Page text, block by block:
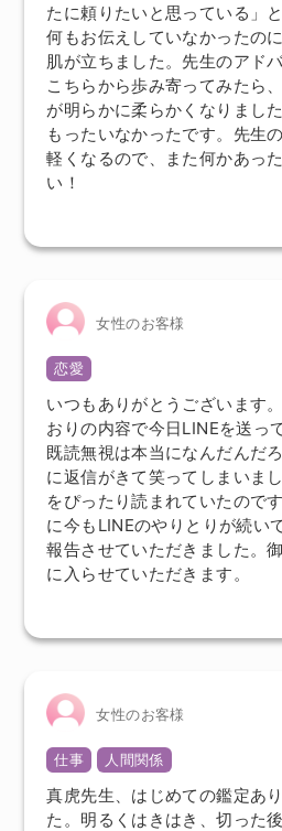
たに頼りたいと思っている」
何もお伝えしていなかったの
肌が立ちました。先生のアド
こちらから歩み寄ってみたら
が明らかに柔らかくなりまし
もったいなかったです。先生
軽くなるので、また何かあっ
い！
女性のお客様
恋愛
いつもありがとうございます
おりの内容で今日LINEを送っ
既読無視は本当になんだんだ
に返信がきて笑ってしまいま
をぴったり読まれていたので
に今もLINEのやりとりが続い
報告させていただきました。
に入らせていただきます。
女性のお客様
仕事 人間関係
真虎先生、はじめての鑑定あ
た。明るくはきはき、切った